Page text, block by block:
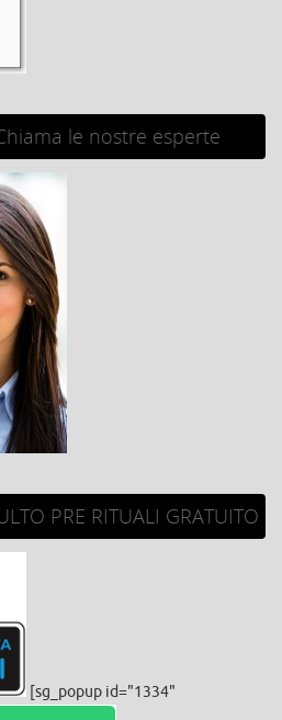
le nostre esperte
PRE RITUALI GRATUITO
[sg_popup id="1334"